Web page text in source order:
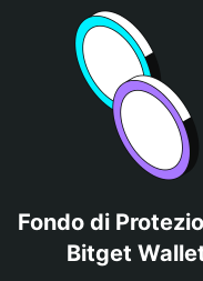
Fondo di
Bitget